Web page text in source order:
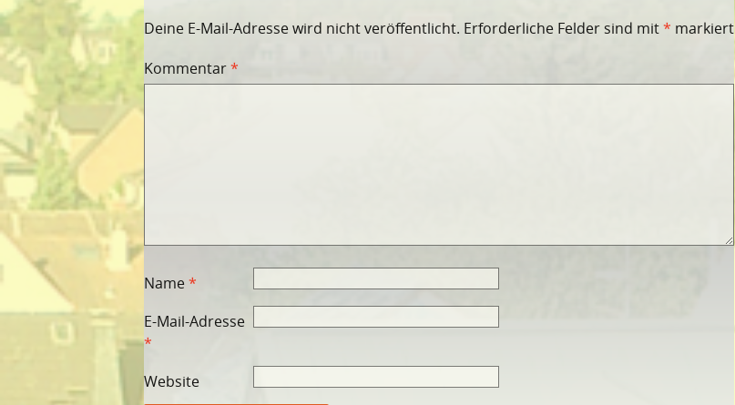
Deine E-Mail-Adresse wird nicht veröffentlicht. Erforderliche Felder sind mit* markiert
Kommentar*
Name*
E-Mail-Adresse
*
Website